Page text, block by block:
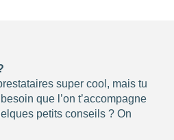
super cool, mais tu
que l’on t’accompagne
petits conseils ? On